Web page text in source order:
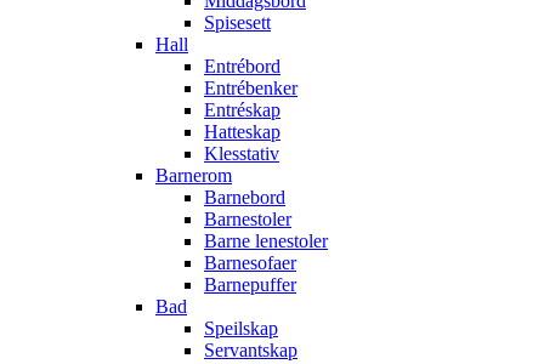
Spisesett
Hall
Entrébord
Entrébenker
Entréskap
Hatteskap
Klesstativ
Barnerom
Barnebord
Barnestoler
Barne lenestoler
Barnesofaer
Barnepuffer
Bad
Speilskap
Servantskap